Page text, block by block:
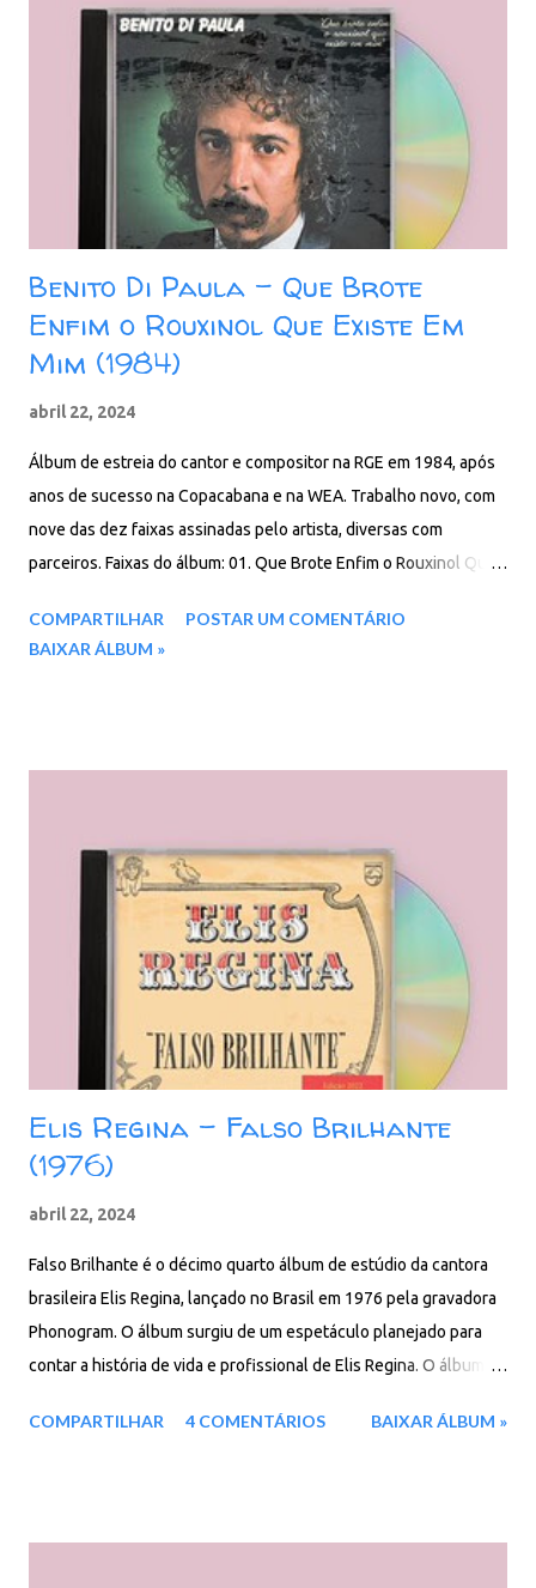
Benito Di Paula - Que Brote
Enfim o Rouxinol Que Existe Em
Mim (1984)
abril 22, 2024
Álbum de estreia do cantor e compositor na RGE em 1984, após
anos de sucesso na Copacabana e na WEA. Trabalho novo, com
nove das dez faixas assinadas pelo artista, diversas com
parceiros. Faixas do álbum: 01. Que Brote Enfim o Rouxinol Que
Camaleão, Lagartixa Também Muda de Cor 05. Sigo Te Amando
COMPARTILHAR
POSTAR UM COMENTÁRIO
BAIXAR ÁLBUM »
Elis Regina - Falso Brilhante
(1976)
abril 22, 2024
Falso Brilhante é o décimo quarto álbum de estúdio da cantora
brasileira Elis Regina, lançado no Brasil em 1976 pela gravadora
Phonogram. O álbum surgiu de um espetáculo planejado para
contar a história de vida e profissional de Elis Regina. O álbum
segundo a revista Rolling Stones. Segundo o Jornal do Brasil, o
COMPARTILHAR 4 COMENTÁRIOS BAIXAR ÁLBUM »